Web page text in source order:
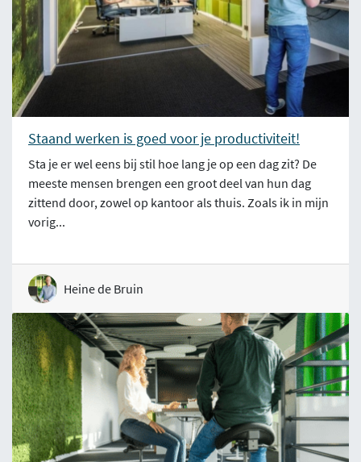
Staand werken is goed voor je productiviteit!
Sta je er wel eens bij stil hoe lang je op een dag zit? De
meeste mensen brengen een groot deel van hun dag
zittend door, zowel op kantoor als thuis. Zoals ik in mijn
vorig...
Heine de Bruin